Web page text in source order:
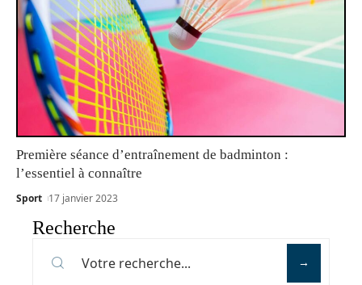
Première séance d’entraînement de badminton :
l’essentiel à connaître
Sport 17 janvier 2023
Recherche